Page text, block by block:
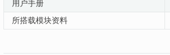
用户手册
所搭载模块资料